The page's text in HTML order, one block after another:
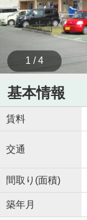
1 / 4
基本情報
賃料
交通
間取り(面積)
築年月